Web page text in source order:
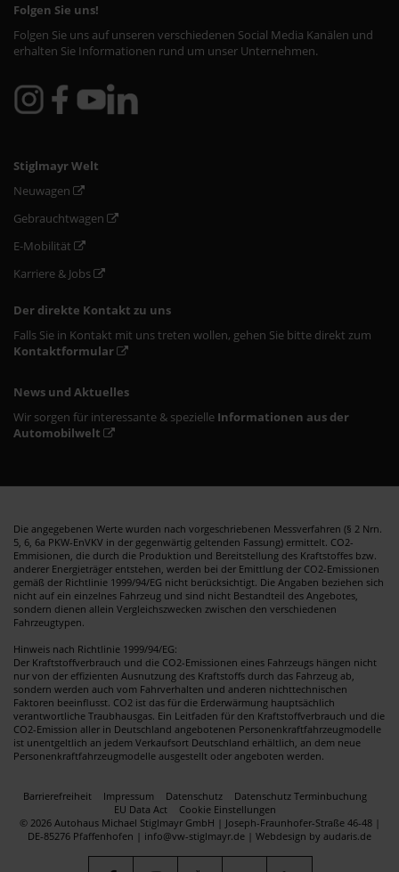
Folgen Sie uns!
Folgen Sie uns auf unseren verschiedenen Social Media Kanälen und
erhalten Sie Informationen rund um unser Unternehmen.
Stiglmayr Welt
Neuwagen
Gebrauchtwagen
E-Mobilität
Karriere & Jobs
Der direkte Kontakt zu uns
Falls Sie in Kontakt mit uns treten wollen, gehen Sie bitte direkt zum
Kontaktformular
News und Aktuelles
Wir sorgen für interessante & spezielle Informationen aus der
Automobilwelt
Die angegebenen Werte wurden nach vorgeschriebenen Messverfahren (§ 2 Nrn.
5, 6, 6a PKW-EnVKV in der gegenwärtig geltenden Fassung) ermittelt. CO2-
Emmisionen, die durch die Produktion und Bereitstellung des Kraftstoffes bzw.
anderer Energieträger entstehen, werden bei der Emittlung der CO2-Emissionen
gemäß der Richtlinie 1999/94/EG nicht berücksichtigt. Die Angaben beziehen sich
nicht auf ein einzelnes Fahrzeug und sind nicht Bestandteil des Angebotes,
sondern dienen allein Vergleichszwecken zwischen den verschiedenen
Fahrzeugtypen.
Hinweis nach Richtlinie 1999/94/EG:
Der Kraftstoffverbrauch und die CO2-Emissionen eines Fahrzeugs hängen nicht
nur von der effizienten Ausnutzung des Kraftstoffs durch das Fahrzeug ab,
sondern werden auch vom Fahrverhalten und anderen nichttechnischen
Faktoren beeinflusst. CO2 ist das für die Erderwärmung hauptsächlich
verantwortliche Traubhausgas. Ein Leitfaden für den Kraftstoffverbrauch und die
CO2-Emission aller in Deutschland angebotenen Personenkraftfahrzeugmodelle
ist unentgeltlich an jedem Verkaufsort Deutschland erhältlich, an dem neue
Personenkraftfahrzeugmodelle ausgestellt oder angeboten werden.
Barrierefreiheit Impressum Datenschutz
Datenschutz Terminbuchung
EU Data Act
Cookie Einstellungen
© 2026 Autohaus Michael Stiglmayr GmbH | Joseph-Fraunhofer-Straße 46-48 |
DE-85276 Pfaffenhofen | info@vw-stiglmayr.de | Webdesign by audaris.de